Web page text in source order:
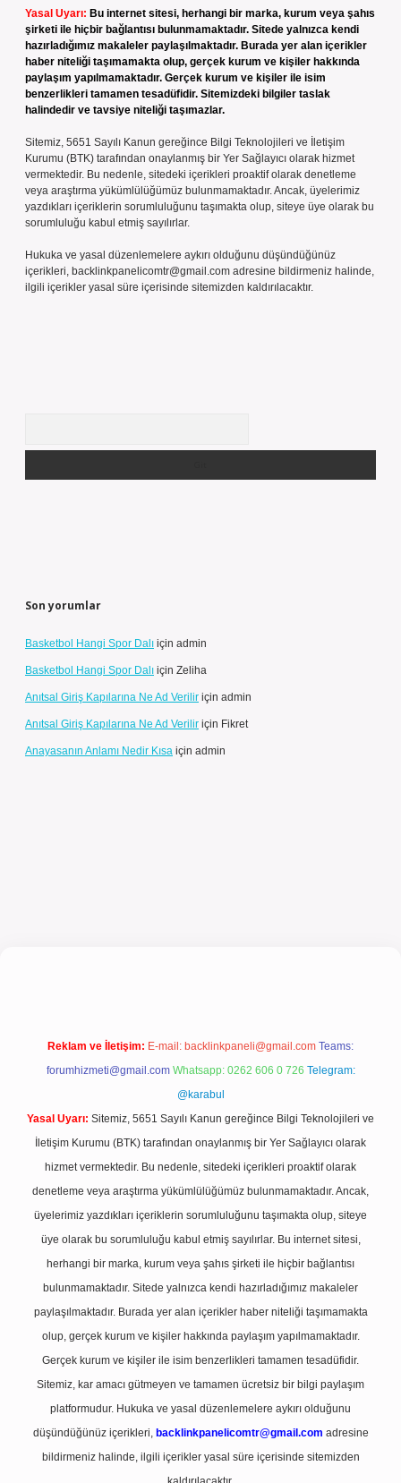
Yasal Uyarı: Bu internet sitesi, herhangi bir marka, kurum veya şahıs
şirketi ile hiçbir bağlantısı bulunmamaktadır. Sitede yalnızca kendi
hazırladığımız makaleler paylaşılmaktadır. Burada yer alan içerikler
haber niteliği taşımamakta olup, gerçek kurum ve kişiler hakkında
paylaşım yapılmamaktadır. Gerçek kurum ve kişiler ile isim
benzerlikleri tamamen tesadüfidir. Sitemizdeki bilgiler taslak
halindedir ve tavsiye niteliği taşımazlar.
Sitemiz, 5651 Sayılı Kanun gereğince Bilgi Teknolojileri ve İletişim
Kurumu (BTK) tarafından onaylanmış bir Yer Sağlayıcı olarak hizmet
vermektedir. Bu nedenle, sitedeki içerikleri proaktif olarak denetleme
veya araştırma yükümlülüğümüz bulunmamaktadır. Ancak, üyelerimiz
yazdıkları içeriklerin sorumluluğunu taşımakta olup, siteye üye olarak bu
sorumluluğu kabul etmiş sayılırlar.
Hukuka ve yasal düzenlemelere aykırı olduğunu düşündüğünüz
içerikleri, backlinkpanelicomtr@gmail.com adresine bildirmeniz halinde,
ilgili içerikler yasal süre içerisinde sitemizden kaldırılacaktır.
Son yorumlar
Basketbol Hangi Spor Dalı için admin
Basketbol Hangi Spor Dalı için Zeliha
Anıtsal Giriş Kapılarına Ne Ad Verilir için admin
Anıtsal Giriş Kapılarına Ne Ad Verilir için Fikret
Anayasanın Anlamı Nedir Kısa için admin
Reklam ve İletişim: E-mail: backlinkpaneli@gmail.com Teams:
forumhizmeti@gmail.com Whatsapp: 0262 606 0 726 Telegram:
@karabul
Yasal Uyarı: Sitemiz, 5651 Sayılı Kanun gereğince Bilgi Teknolojileri ve
İletişim Kurumu (BTK) tarafından onaylanmış bir Yer Sağlayıcı olarak
hizmet vermektedir. Bu nedenle, sitedeki içerikleri proaktif olarak
denetleme veya araştırma yükümlülüğümüz bulunmamaktadır. Ancak,
üyelerimiz yazdıkları içeriklerin sorumluluğunu taşımakta olup, siteye
üye olarak bu sorumluluğu kabul etmiş sayılırlar. Bu internet sitesi,
herhangi bir marka, kurum veya şahıs şirketi ile hiçbir bağlantısı
bulunmamaktadır. Sitede yalnızca kendi hazırladığımız makaleler
paylaşılmaktadır. Burada yer alan içerikler haber niteliği taşımamakta
olup, gerçek kurum ve kişiler hakkında paylaşım yapılmamaktadır.
Gerçek kurum ve kişiler ile isim benzerlikleri tamamen tesadüfidir.
Sitemiz, kar amacı gütmeyen ve tamamen ücretsiz bir bilgi paylaşım
platformudur. Hukuka ve yasal düzenlemelere aykırı olduğunu
düşündüğünüz içerikleri, backlinkpanelicomtr@gmail.com adresine
bildirmeniz halinde, ilgili içerikler yasal süre içerisinde sitemizden